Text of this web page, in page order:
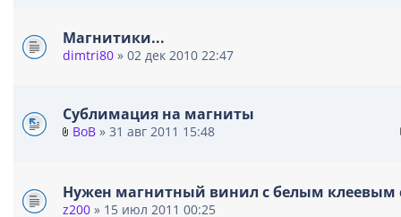
Магнитики...
dimtri80 » 02 дек 2010 22:47
Сублимация на магниты
ж
е
BoB » 31 авг 2011 15:48
Нужен магнитный винил с белым клеевым
z200 » 15 июл 2011 00:25